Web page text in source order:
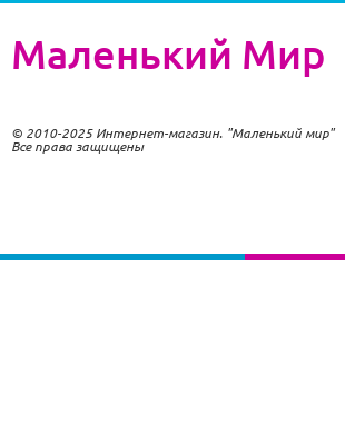
Маленький Мир
© 2010-2025 Интернет-магазин. "Маленький мир"
Все права защищены